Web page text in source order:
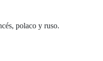
polaco y ruso.